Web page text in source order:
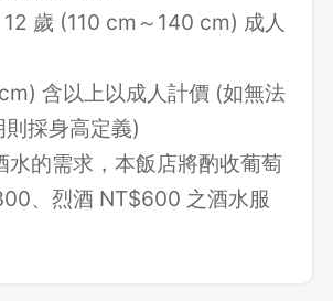
歲 (110 cm～140 cm) 成人
含以上以成人計價 (如無法
採身高定義)
水的需求，本飯店將酌收葡萄
、烈酒 NT$600 之酒水服